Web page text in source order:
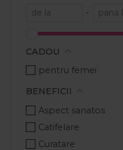
Lakme
Londa Professional
Londa/Wella
MCCM
Milkshake
-
CADOU
pentru femei
BENEFICII
Aspect sanatos
Catifelare
Curatare